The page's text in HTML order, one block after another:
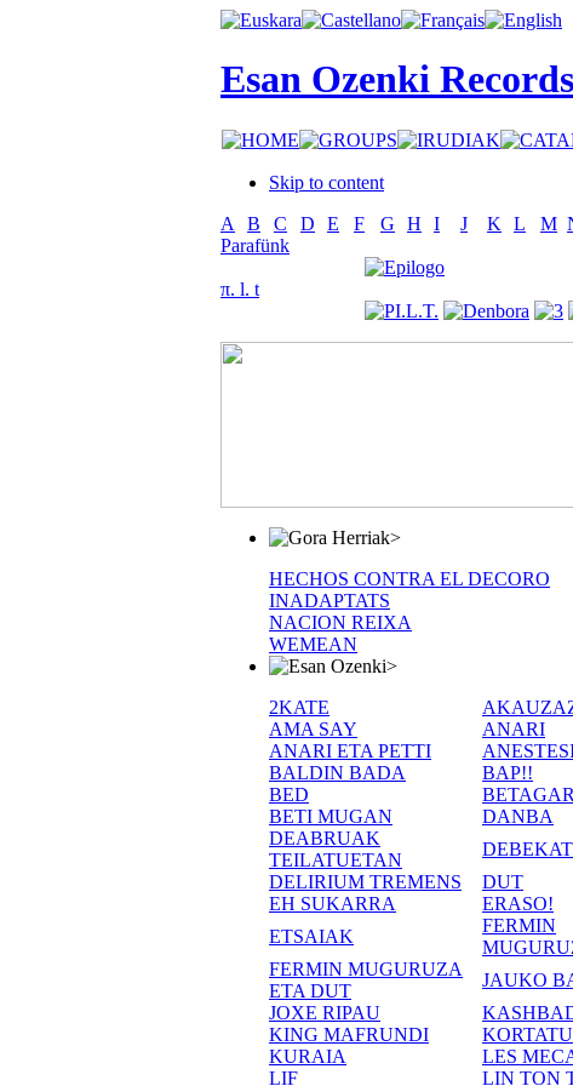
Esan Ozenki Records
Skip to content
A
B C D E F G H I J K L M
Parafünk
π. l. t
>
HECHOS CONTRA EL DECORO
INADAPTATS
NACION REIXA
WEMEAN
>
2KATE
AMA SAY
ANARI
ANARI ETA PETTI
BALDIN BADA
BAP!!
BED
BETI MUGAN
DANBA
DEABRUAK
TEILATUETAN
DELIRIUM TREMENS
DUT
EH SUKARRA
ERASO!
ETSAIAK
FERMIN
FERMIN MUGURUZA
ETA DUT
JAUKO
JOXE RIPAU
KING MAFRUNDI
KORTATU
KURAIA
LES
LIF
LIN TON